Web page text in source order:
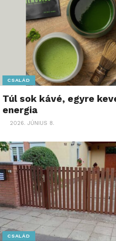
CSALÁD
Túl sok kávé, egyre
energia
2026. JÚNIUS 8.
CSALÁD